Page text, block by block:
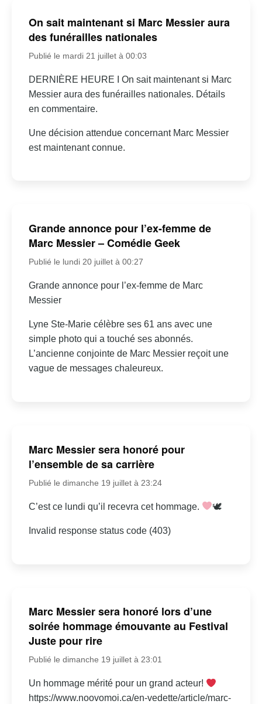
On sait maintenant si Marc Messier aura
des funérailles nationales
Publié le mardi 21 juillet à 00:03
DERNIÈRE HEURE I On sait maintenant si Marc
Messier aura des funérailles nationales. Détails
en commentaire.
Une décision attendue concernant Marc Messier
est maintenant connue.
Grande annonce pour l’ex-femme de
Marc Messier – Comédie Geek
Publié le lundi 20 juillet à 00:27
Grande annonce pour l’ex-femme de Marc
Messier
Lyne Ste-Marie célèbre ses 61 ans avec une
simple photo qui a touché ses abonnés.
L’ancienne conjointe de Marc Messier reçoit une
vague de messages chaleureux.
Marc Messier sera honoré pour
l’ensemble de sa carrière
Publié le dimanche 19 juillet à 23:24
C’est ce lundi qu’il recevra cet hommage. 🕊
Invalid response status code (403)
Marc Messier sera honoré lors d’une
soirée hommage émouvante au Festival
Juste pour rire
Publié le dimanche 19 juillet à 23:01
Un hommage mérité pour un grand acteur!
https://www.noovomoi.ca/en-vedette/article/marc-